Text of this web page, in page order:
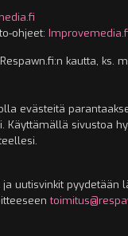
ohjeet:
kautta, ks.
evästeitä
Käyttämällä sivustoa
uutisvinkit pyydetään